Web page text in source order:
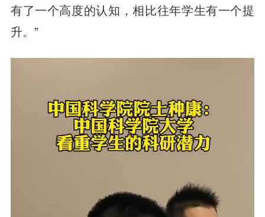
有了一个高度的认知，相比往年学生有一个提
升。”